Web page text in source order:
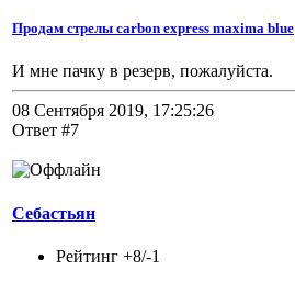
Продам стрелы carbon express maxima blue
И мне пачку в резерв, пожалуйста.
08 Сентября 2019, 17:25:26
Ответ #7
Себастьян
Рейтинг +8/-1